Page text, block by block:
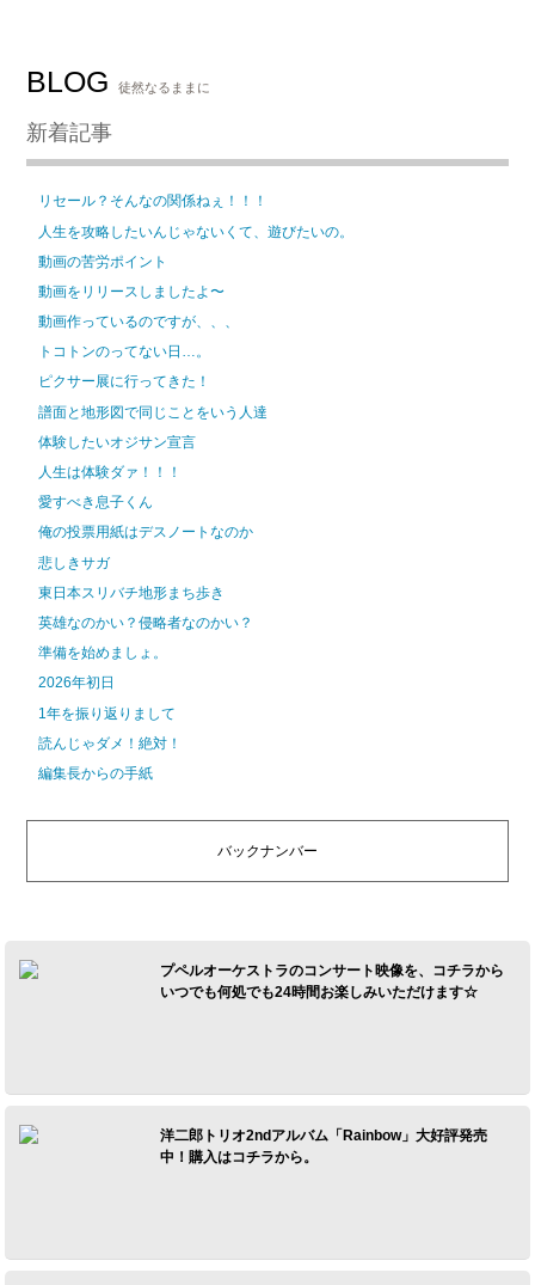
BLOG 徒然なるままに
新着記事
リセール？そんなの関係ねぇ！！！
人生を攻略したいんじゃないくて、遊びたいの。
動画の苦労ポイント
動画をリリースしましたよ〜
動画作っているのですが、、、
トコトンのってない日…。
ピクサー展に行ってきた！
譜面と地形図で同じことをいう人達
体験したいオジサン宣言
人生は体験ダァ！！！
愛すべき息子くん
俺の投票用紙はデスノートなのか
悲しきサガ
東日本スリバチ地形まち歩き
英雄なのかい？侵略者なのかい？
準備を始めましょ。
2026年初日
1年を振り返りまして
読んじゃダメ！絶対！
編集長からの手紙
バックナンバー
プペルオーケストラのコンサート映像を、コチラから
いつでも何処でも24時間お楽しみいただけます☆
洋二郎トリオ2ndアルバム「Rainbow」大好評発売
中！購入はコチラから。